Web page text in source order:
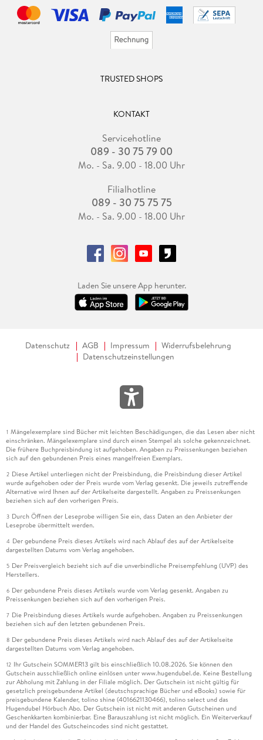
TRUSTED SHOPS
KONTAKT
Servicehotline
089 - 30 75 79 00
Mo. - Sa. 9.00 - 18.00 Uhr
Filialhotline
089 - 30 75 75 75
Mo. - Sa. 9.00 - 18.00 Uhr
Laden Sie unsere App herunter.
Datenschutz AGB Impressum
Widerrufsbelehrung
Datenschutzeinstellungen
1 Mängelexemplare sind Bücher mit leichten Beschädigungen, die das Lesen aber nicht
einschränken. Mängelexemplare sind durch einen Stempel als solche gekennzeichnet.
Die frühere Buchpreisbindung ist aufgehoben. Angaben zu Preissenkungen beziehen
sich auf den gebundenen Preis eines mangelfreien Exemplars.
2 Diese Artikel unterliegen nicht der Preisbindung, die Preisbindung dieser Artikel
wurde aufgehoben oder der Preis wurde vom Verlag gesenkt. Die jeweils zutreffende
Alternative wird Ihnen auf der Artikelseite dargestellt. Angaben zu Preissenkungen
beziehen sich auf den vorherigen Preis.
3 Durch Öffnen der Leseprobe willigen Sie ein, dass Daten an den Anbieter der
Leseprobe übermittelt werden.
4 Der gebundene Preis dieses Artikels wird nach Ablauf des auf der Artikelseite
dargestellten Datums vom Verlag angehoben.
5 Der Preisvergleich bezieht sich auf die unverbindliche Preisempfehlung (UVP) des
Herstellers.
6 Der gebundene Preis dieses Artikels wurde vom Verlag gesenkt. Angaben zu
Preissenkungen beziehen sich auf den vorherigen Preis.
7 Die Preisbindung dieses Artikels wurde aufgehoben. Angaben zu Preissenkungen
beziehen sich auf den letzten gebundenen Preis.
8 Der gebundene Preis dieses Artikels wird nach Ablauf des auf der Artikelseite
dargestellten Datums vom Verlag angehoben.
12 Ihr Gutschein SOMMER13 gilt bis einschließlich 10.08.2026. Sie können den
Gutschein ausschließlich online einlösen unter www.hugendubel.de. Keine Bestellung
zur Abholung mit Zahlung in der Filiale möglich. Der Gutschein ist nicht gültig für
gesetzlich preisgebundene Artikel (deutschsprachige Bücher und eBooks) sowie für
preisgebundene Kalender, tolino shine (4016621130466), tolino select und das
Hugendubel Hörbuch Abo. Der Gutschein ist nicht mit anderen Gutscheinen und
Geschenkkarten kombinierbar. Eine Barauszahlung ist nicht möglich. Ein Weiterverkauf
und der Handel des Gutscheincodes sind nicht gestattet.